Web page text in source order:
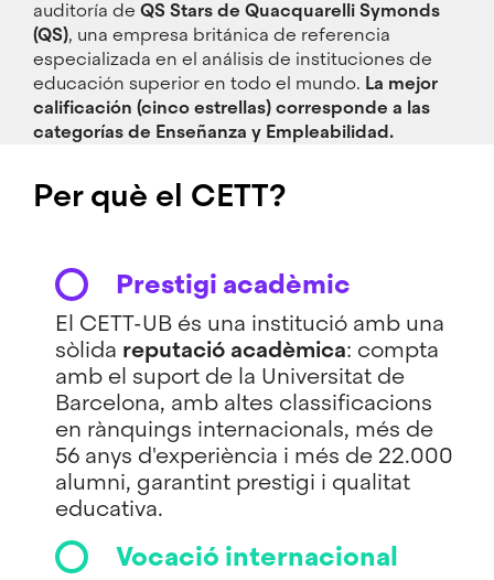
auditoría de QS Stars de Quacquarelli Symonds
(QS), una empresa británica de referencia
especializada en el análisis de instituciones de
educación superior en todo el mundo. La mejor
calificación (cinco estrellas) corresponde a las
categorías de Enseñanza y Empleabilidad.
Per què el CETT?
Prestigi acadèmic
El CETT-UB és una institució amb una
sòlida reputació acadèmica: compta
amb el suport de la Universitat de
Barcelona, amb altes classificacions
en rànquings internacionals, més de
56 anys d'experiència i més de 22.000
alumni, garantint prestigi i qualitat
educativa.
Vocació internacional